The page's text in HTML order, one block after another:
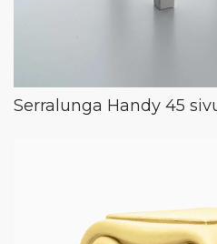
Serralunga Handy 45